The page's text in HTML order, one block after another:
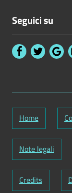
Seguici su
Home
Note legali
Credits